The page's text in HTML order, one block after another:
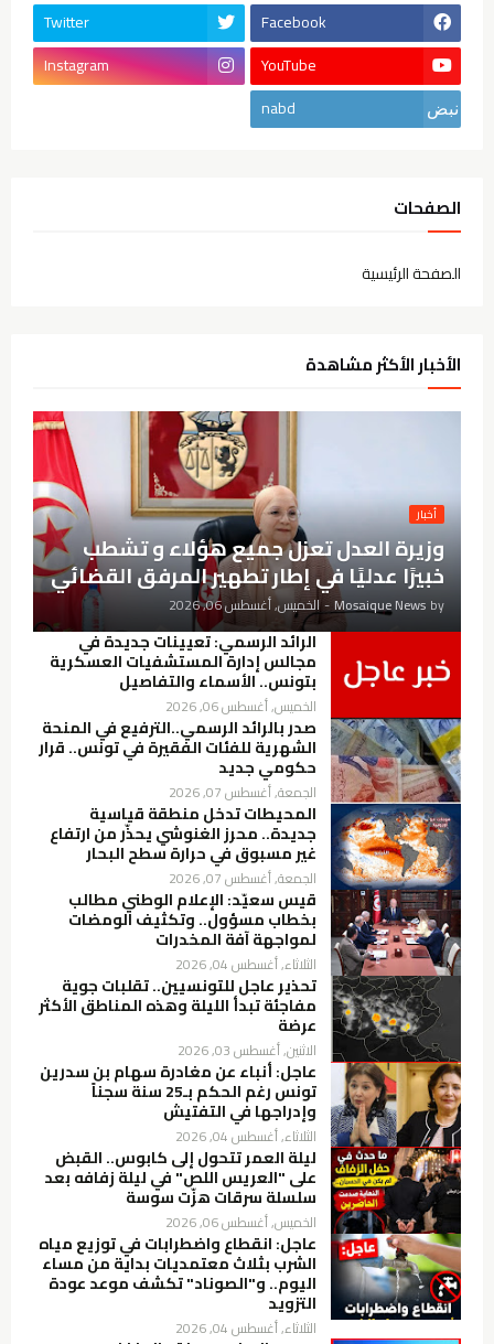
Facebook
Twitter
YouTube
Instagram
nabd
الصفحات
الصفحة الرئيسية
الأخبار الأكثر مشاهدة
أخبار
وزيرة العدل تعزل جميع هؤلاء و تشطب
خبيرًا عدليًا في إطار تطهير المرفق القضائي
by
Mosaique News
- الخميس, أغسطس 06, 2026
الرائد الرسمي: تعيينات جديدة في
مجالس إدارة المستشفيات العسكرية
بتونس.. الأسماء والتفاصيل
الخميس, أغسطس 06, 2026
صدر بالرائد الرسمي..الترفيع في المنحة
الشهرية للفئات الفقيرة في تونس.. قرار
حكومي جديد
الجمعة, أغسطس 07, 2026
المحيطات تدخل منطقة قياسية
جديدة.. محرز الغنوشي يحذّر من ارتفاع
غير مسبوق في حرارة سطح البحار
الجمعة, أغسطس 07, 2026
قيس سعيّد: الإعلام الوطني مطالب
بخطاب مسؤول.. وتكثيف الومضات
لمواجهة آفة المخدرات
الثلاثاء, أغسطس 04, 2026
تحذير عاجل للتونسيين.. تقلبات جوية
مفاجئة تبدأ الليلة وهذه المناطق الأكثر
عرضة
الاثنين, أغسطس 03, 2026
عاجل: أنباء عن مغادرة سهام بن سدرين
تونس رغم الحكم بـ25 سنة سجناً
وإدراجها في التفتيش
الثلاثاء, أغسطس 04, 2026
ليلة العمر تتحول إلى كابوس.. القبض
على "العريس اللص" في ليلة زفافه بعد
سلسلة سرقات هزّت سوسة
الخميس, أغسطس 06, 2026
عاجل: انقطاع واضطرابات في توزيع مياه
الشرب بثلاث معتمديات بداية من مساء
اليوم.. و"الصوناد" تكشف موعد عودة
التزويد
الثلاثاء, أغسطس 04, 2026